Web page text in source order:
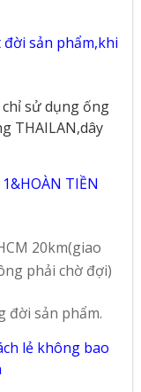
sản phẩm,khi
sử dụng ống
THAILAN,dây
TIỀN
20km(giao
phải chờ đợi)
đời sản phẩm.
lẻ không bao